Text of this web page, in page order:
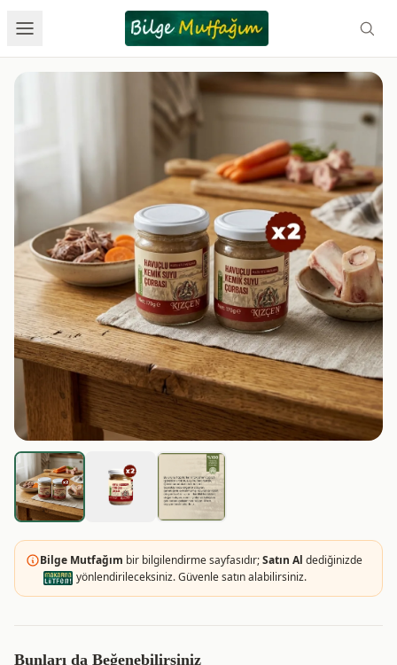
Bilge Mutfağım bir bilgilendirme sayfasıdır;Satın Al dediğinizde
yönlendirileceksiniz. Güvenle satın alabilirsiniz.
Bunları da Beğenebilirsiniz